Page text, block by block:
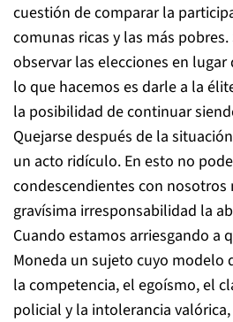
cuestión de comparar la
comunas ricas y las más
observar las elecciones en
lo que hacemos es darle a la
la posibilidad de continuar
Quejarse después de la
un acto ridículo. En esto no
condescendientes con nosotros
gravísima irresponsabilidad la
Cuando estamos arriesgando a
Moneda un sujeto cuyo modelo
la competencia, el egoísmo, el
policial y la intolerancia